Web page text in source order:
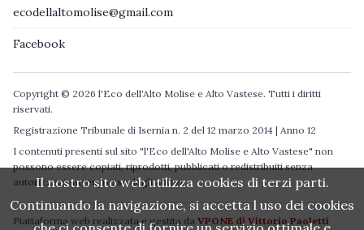
ecodellaltomolise@gmail.com
Facebook
Copyright © 2026 l'Eco dell'Alto Molise e Alto Vastese. Tutti i diritti
riservati.
Registrazione Tribunale di Isernia n. 2 del 12 marzo 2014 | Anno 12
I contenuti presenti sul sito "l'Eco dell'Alto Molise e Alto Vastese" non
possono essere copiati, riprodotti, pubblicati o redistribuiti senza
autorizzazione espressa degli autori.
Piattaforma web realizzata e gestita da VPONE di Vittorio Paoletti
Il nostro sito web utilizza cookies di terzi parti.
Continuando la navigazione, si accetta l uso dei cookies